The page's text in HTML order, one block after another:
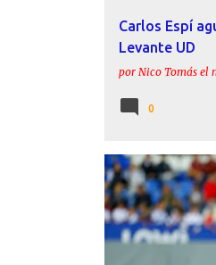
Carlos Espí
Levante UD
por Nico Tomás el
0
CARLOS ESPÍ
JON ANDER